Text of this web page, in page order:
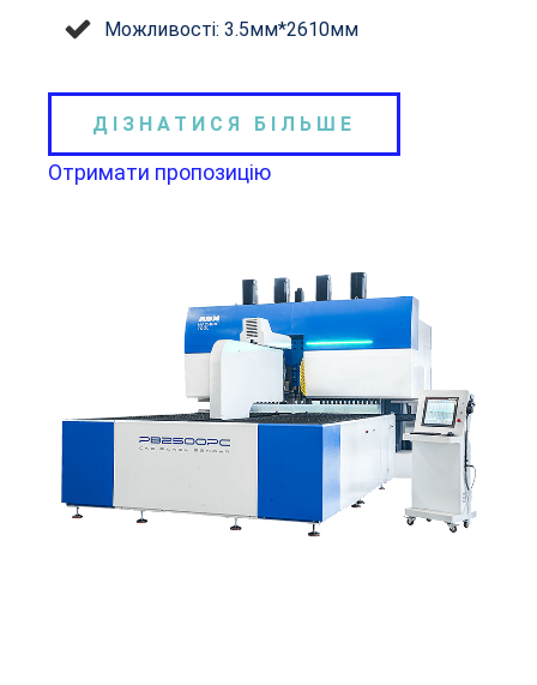
Можливості: 3.5мм*2610мм
ДІЗНАТИСЯ БІЛЬШЕ
Отримати пропозицію